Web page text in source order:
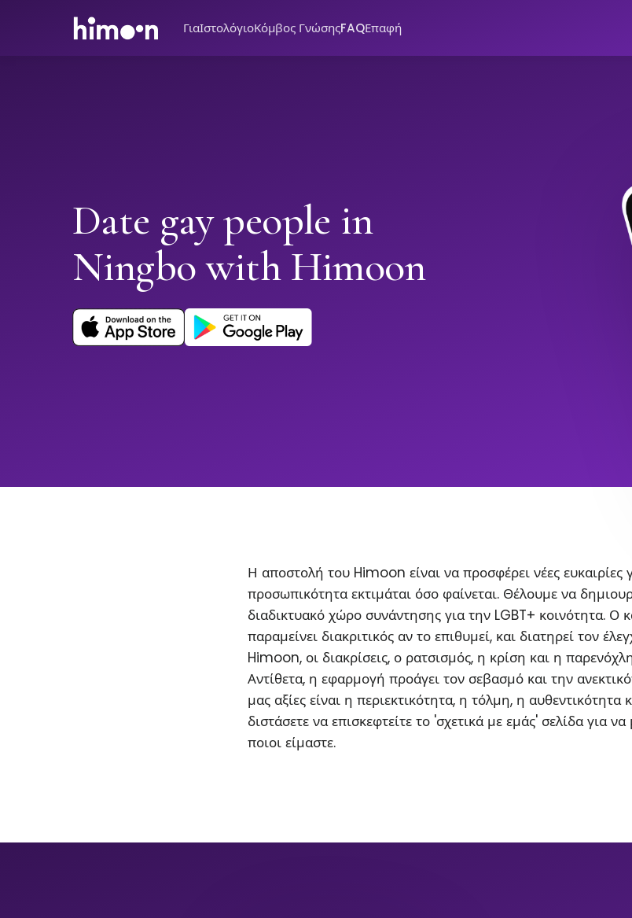
ΓιαΙστολόγιοΚόμβος ΓνώσηςFAQΕπαφή
Date gay people in
Ningbo with Himoon
Η αποστολή του Himoon είναι να προσφέρει νέες
προσωπικότητα εκτιμάται όσο φαίνεται. Θέλουμε να
διαδικτυακό χώρο συνάντησης για την LGBT+ κοινότητα. Ο
παραμείνει διακριτικός αν το επιθυμεί, και διατηρεί τον
Himoon, οι διακρίσεις, ο ρατσισμός, η κρίση και η
Αντίθετα, η εφαρμογή προάγει τον σεβασμό και την
μας αξίες είναι η περιεκτικότητα, η τόλμη, η
διστάσετε να επισκεφτείτε το 'σχετικά με εμάς' σελίδα για
ποιοι είμαστε.